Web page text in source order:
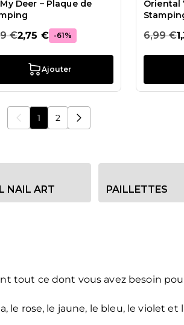
Deer – Plaque de
€2,75 € -61%
Ajouter
Oriental
6,99 €
Vous lisez actuellement la page
1 Page
2
NAIL ART PAILLETTES
tout ce dont vous avez besoin
rose, le jaune, le bleu, le violet